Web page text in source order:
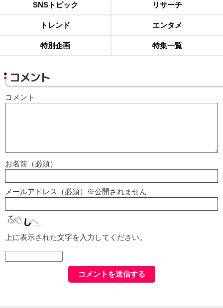
SNSトピック リサーチ
トレンド エンタメ
特別企画 特集一覧
コメント
コメント
お名前（必須）
メールアドレス（必須）※公開されません
上に表示された文字を入力してください。